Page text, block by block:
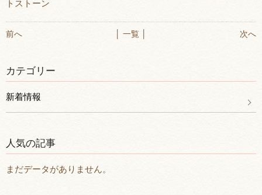
トストーン
前へ 次へ
│ 一覧 │
カテゴリー
新着情報
人気の記事
まだデータがありません。